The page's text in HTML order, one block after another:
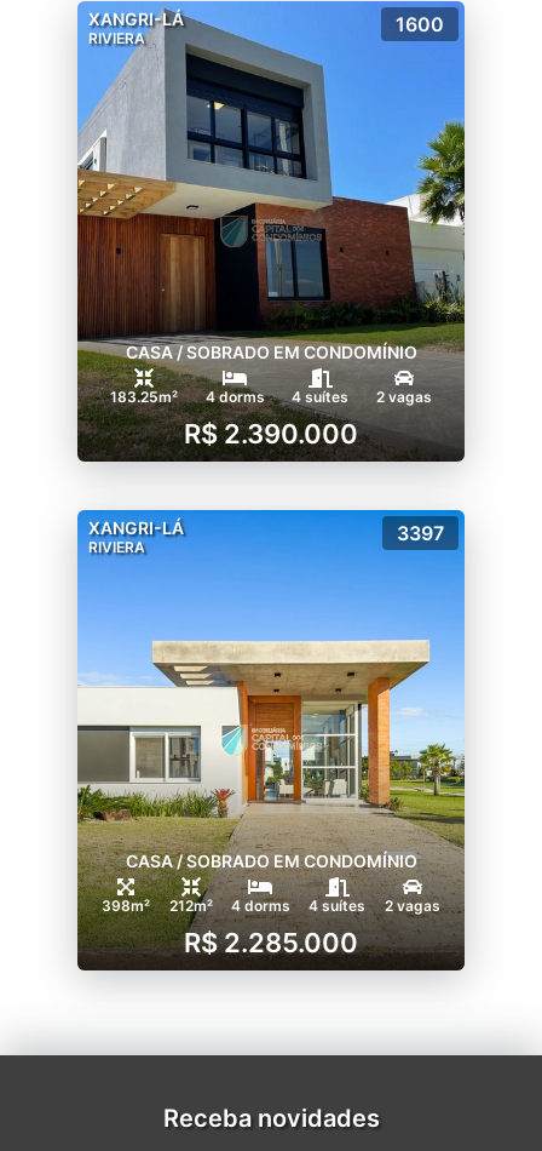
XANGRI-LÁ
RIVIERA
1600
CASA / SOBRADO EM CONDOMÍNIO
183.25m² 4 dorms 4 suítes 2 vagas
R$ 2.390.000
XANGRI-LÁ
RIVIERA
3397
CASA / SOBRADO EM CONDOMÍNIO
398m² 212m² 4 dorms 4 suítes 2 vagas
R$ 2.285.000
Receba novidades